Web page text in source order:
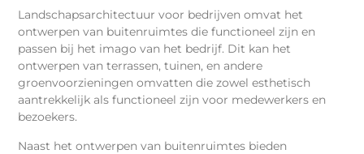
Landschapsarchitectuur voor bedrijven omvat het
ontwerpen van buitenruimtes die functioneel zijn en
passen bij het imago van het bedrijf. Dit kan het
ontwerpen van terrassen, tuinen, en andere
groenvoorzieningen omvatten die zowel esthetisch
aantrekkelijk als functioneel zijn voor medewerkers en
bezoekers.
Naast het ontwerpen van buitenruimtes bieden